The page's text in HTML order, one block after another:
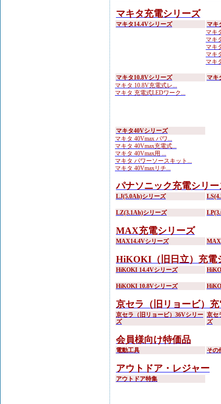
マキタ充電シリーズ
マキタ14.4Vシリーズ
マキ
マキ
マキ
マキ
マキ
マキ
マキタ10.8Vシリーズ
マキタ 10.8V充電式レ...
マキタ 充電式LEDワーク...
マキ
マキタ40Vシリーズ
マキタ 40Vmax パワ...
マキタ 40Vmax充電式...
マキタ 40Vmax用 ...
マキタ パワーソースキット...
マキタ 40Vmaxリチ...
パナソニック充電シリー
LJ(5.0Ah)シリーズ
LZ(3.1Ah)シリーズ
MAX充電シリーズ
MAX14.4Vシリーズ
HiKOKI（旧日立）充電
HiKOKI 14.4Vシリーズ
HiKOKI 10.8Vシリーズ
京セラ（旧リョービ）
京セラ（旧リョービ）36Vシリー
ズ
京セ
ズ
会員様向け特価品
電動工具 その
アウトドア・レジャー
アウトドア特集